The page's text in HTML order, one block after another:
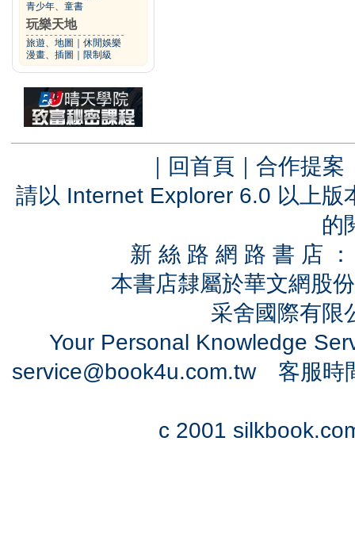
青少年、童書
玩樂天地
旅遊、地圖
休閒娛樂
漫畫、插圖
限制級
｜ 回首頁 ｜ 合作提案
請以 Internet Explorer 6.0 以上
的
新 絲 路 網 路 書 店
本書店隸屬於華文網股
采舍國際有
Your Personal Knowledge
service@book4u.com.tw客服時
c 2001